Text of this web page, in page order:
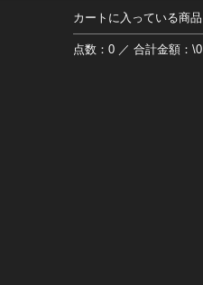
カートに入っている商品
点数：0 ／ 合計金額：\0